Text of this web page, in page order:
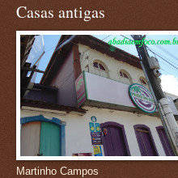
Casas antigas
Martinho Campos